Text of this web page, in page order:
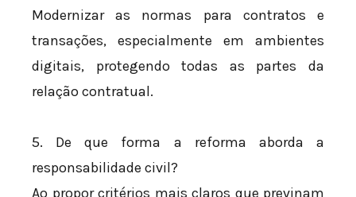
Modernizar as normas para contratos e
transações, especialmente em ambientes
digitais, protegendo todas as partes da
relação contratual.
5. De que forma a reforma aborda a
responsabilidade civil?
Ao propor critérios mais claros que previnam